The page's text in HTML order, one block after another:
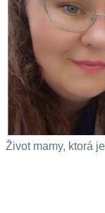
Život mamy, ktorá